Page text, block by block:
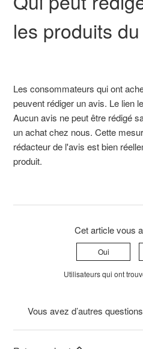
les produits
Les consommateurs qui ont
peuvent rédiger un avis. Le lien
Aucun avis ne peut être rédigé
un achat chez nous. Cette
rédacteur de l'avis est bien
produit.
Cet article vous
Oui
Utilisateurs qui ont
Vous avez d’autres